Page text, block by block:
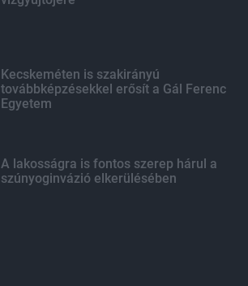
Kecskeméten is szakirányú
továbbképzésekkel erősít a Gál Ferenc
Egyetem
A lakosságra is fontos szerep hárul a
szúnyoginvázió elkerülésében